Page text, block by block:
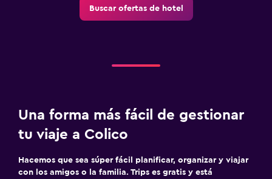
Buscar ofertas de hotel
Una forma más fácil de gestionar
tu viaje a Colico
Hacemos que sea súper fácil planificar, organizar y viajar
con los amigos o la familia. Trips es gratis y está